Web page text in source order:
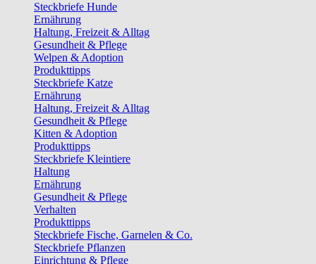
Steckbriefe Hunde
Ernährung
Haltung, Freizeit & Alltag
Gesundheit & Pflege
Welpen & Adoption
Produkttipps
Steckbriefe Katze
Ernährung
Haltung, Freizeit & Alltag
Gesundheit & Pflege
Kitten & Adoption
Produkttipps
Steckbriefe Kleintiere
Haltung
Ernährung
Gesundheit & Pflege
Verhalten
Produkttipps
Steckbriefe Fische, Garnelen & Co.
Steckbriefe Pflanzen
Einrichtung & Pflege